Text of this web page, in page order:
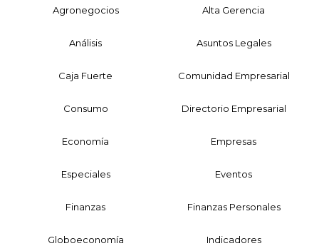
Agronegocios Alta Gerencia
Análisis Asuntos Legales
Caja Fuerte Comunidad Empresarial
Consumo Directorio Empresarial
Economía Empresas
Especiales Eventos
Finanzas Finanzas Personales
Globoeconomía Indicadores